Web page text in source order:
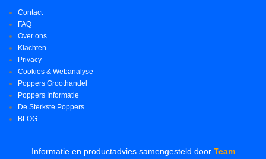
Contact
FAQ
Over ons
Klachten
Privacy
Cookies & Webanalyse
Poppers Groothandel
Poppers Informatie
De Sterkste Poppers
BLOG
Informatie en productadvies samengesteld door Team